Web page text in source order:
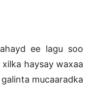
ee lagu soo
haysay waxaa
mucaaradka